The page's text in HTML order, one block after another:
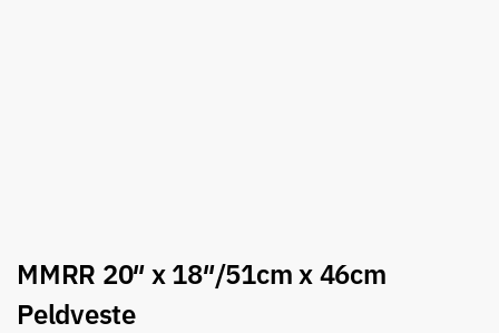
MMRR 20″ x 18″/51cm x 46cm
Peldveste